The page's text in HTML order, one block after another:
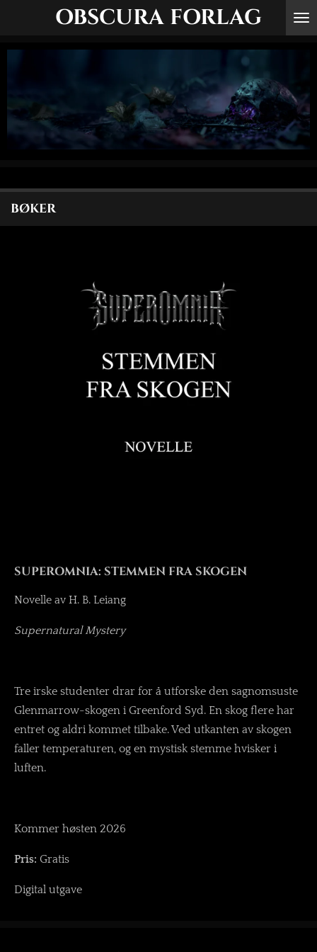
OBSCURA FORLAG
BØKER
SUPEROMNIA: STEMMEN FRA SKOGEN
Novelle av H. B. Leiang
Supernatural Mystery
Tre irske studenter drar for å utforske den sagnomsuste
Glenmarrow-skogen i Greenford Syd. En skog flere har
entret og aldri kommet tilbake. Ved utkanten av skogen
faller temperaturen, og en mystisk stemme hvisker i
luften.
Kommer høsten 2026
Pris: Gratis
Digital utgave